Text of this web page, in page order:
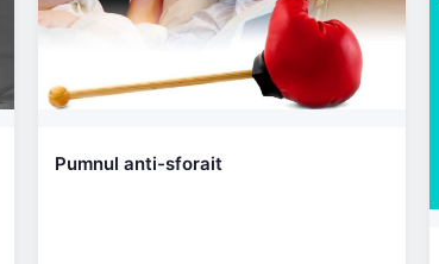
Pumnul anti-sforait